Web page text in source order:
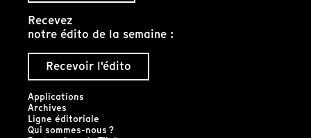
Recevez
notre édito de la semaine :
Recevoir l'édito
Applications
Archives
Ligne éditoriale
Qui sommes-nous ?